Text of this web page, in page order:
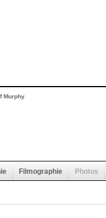
Murphy
Filmographie Photos